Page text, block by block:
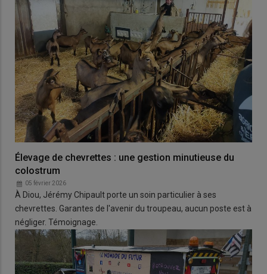
Élevage de chevrettes : une gestion minutieuse du
colostrum
05 février 2026
À Diou, Jérémy Chipault porte un soin particulier à ses
chevrettes. Garantes de l'avenir du troupeau, aucun poste est à
négliger. Témoignage.